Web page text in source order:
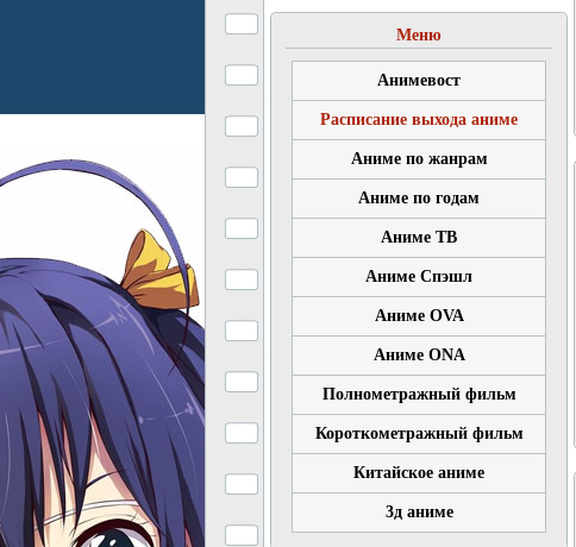
Меню
Анимевост
Расписание выхода аниме
Аниме по жанрам
Аниме по годам
Аниме ТВ
Аниме Спэшл
Аниме OVA
Аниме ONA
Полнометражный фильм
Короткометражный фильм
Китайское аниме
3д аниме